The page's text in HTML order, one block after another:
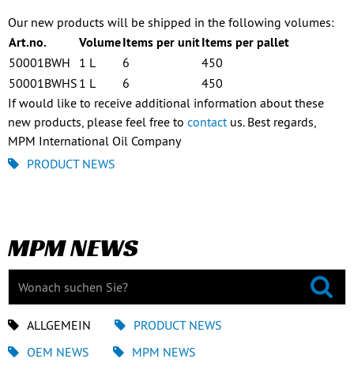
Our new products will be shipped in the following volumes:
Art.no.
VolumeItems per unitItems per pallet
50001BWH
1 L 6
450
50001BWHS 1 L 6
450
If would like to receive additional information about these
new products, please feel free to contactus. Best regards,
MPM International Oil Company
PRODUCT NEWS
MPM NEWS
ALLGEMEIN
PRODUCT NEWS
OEM NEWS
MPM NEWS